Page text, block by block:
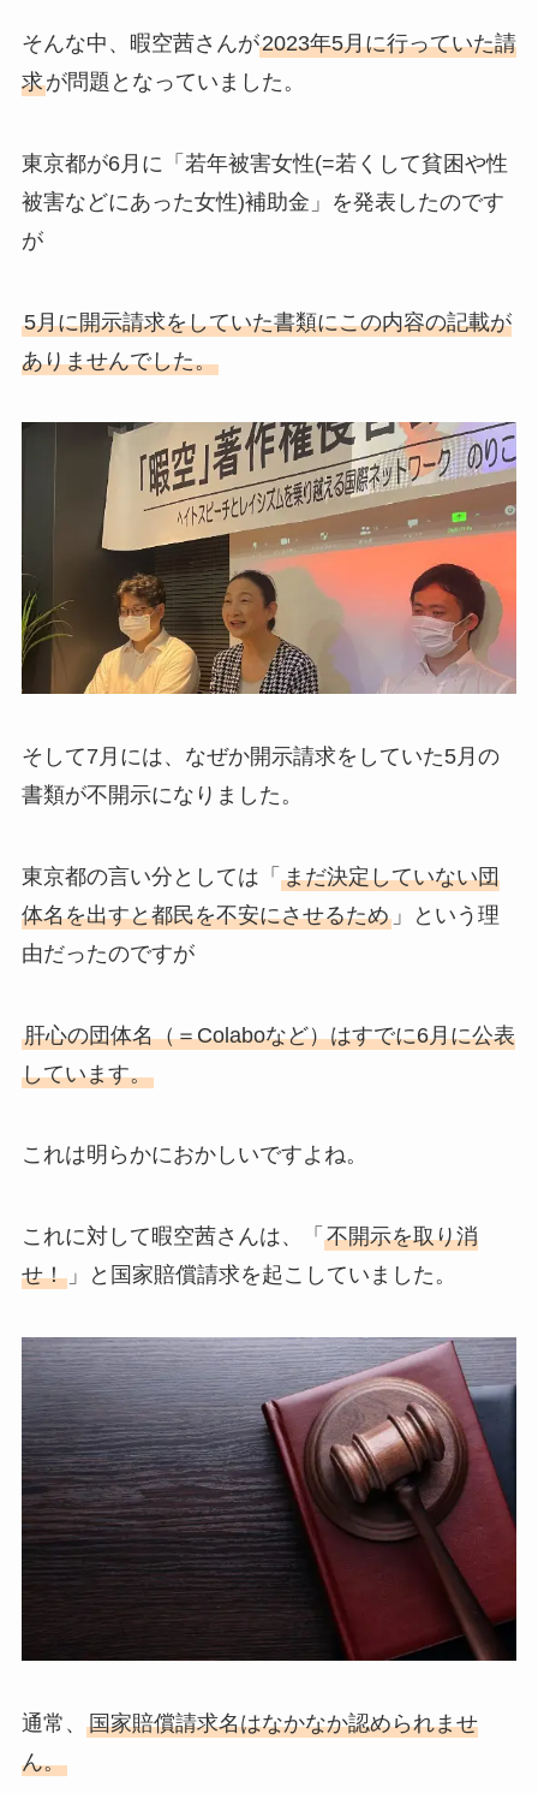
そんな中、暇空茜さんが2023年5月に行っていた請
求が問題となっていました。
東京都が6月に「若年被害女性(=若くして貧困や性
被害などにあった女性)補助金」を発表したのです
が
5月に開示請求をしていた書類にこの内容の記載が
ありませんでした。
そして7月には、なぜか開示請求をしていた5月の
書類が不開示になりました。
東京都の言い分としては「 まだ決定していない団
体名を出すと都民を不安にさせるため」という理
由だったのですが
肝心の団体名（＝Colaboなど）はすでに6月に公表
しています。
これは明らかにおかしいですよね。
これに対して暇空茜さんは、「 不開示を取り消
せ！」と国家賠償請求を起こしていました。
通常、 国家賠償請求名はなかなか認められませ
ん。